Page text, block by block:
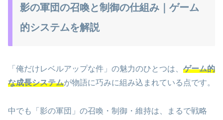
影の軍団の召喚と制御の仕組み｜ゲーム
的システムを解説
「俺だけレベルアップな件」の魅力のひとつは、 ゲーム的
な成長システムが物語に巧みに組み込まれている点です。
中でも「影の軍団」の召喚・制御・維持は、まるで戦略